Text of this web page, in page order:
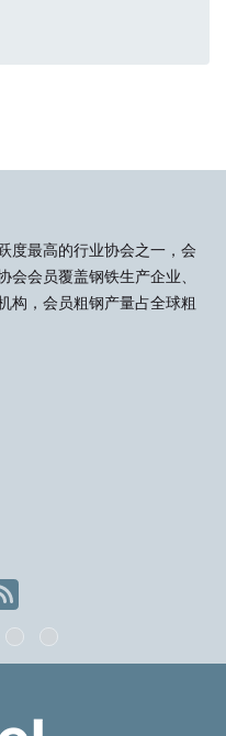
度最高的行业协会之一，会
会员覆盖钢铁生产企业、
构，会员粗钢产量占全球粗